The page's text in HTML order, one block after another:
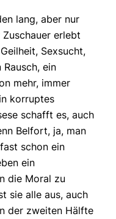
lang, aber nur
erlebt
Sexsucht,
ein
mehr, immer
korruptes
schafft es, auch
Belfort, ja, man
schon ein
ein
die Moral zu
sie alle aus, auch
der zweiten Hälfte